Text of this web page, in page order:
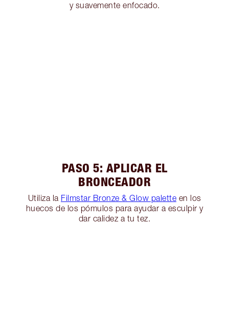
y suavemente enfocado.
PASO 5: APLICAR EL
BRONCEADOR
Utiliza la Filmstar Bronze & Glow palette en los
huecos de los pómulos para ayudar a esculpir y
dar calidez a tu tez.